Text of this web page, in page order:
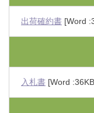
出荷確約書 [Word
入札書 [Word